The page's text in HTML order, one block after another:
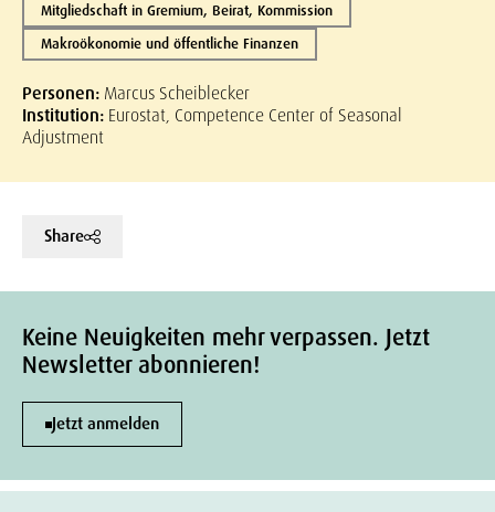
Mitgliedschaft in Gremium, Beirat, Kommission
Makroökonomie und öffentliche Finanzen
Personen: Marcus Scheiblecker
Institution: Eurostat, Competence Center of Seasonal
Adjustment
Share
Keine Neuigkeiten mehr verpassen. Jetzt
Newsletter abonnieren!
Jetzt anmelden